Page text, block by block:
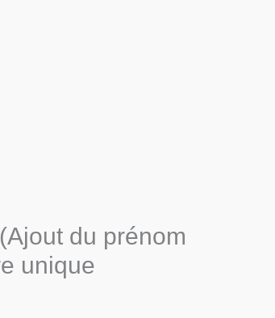
du prénom
unique